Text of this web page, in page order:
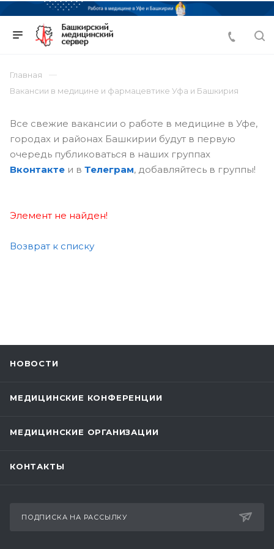
Главная
Вакансии в медицине и фармацевтике Уфа и Башкирия
Все свежие вакансии о работе в медицине в Уфе,
городах и районах Башкирии будут в первую
очередь публиковаться в наших группах
Вконтакте и в Телеграм, добавляйтесь в группы!
Элемент не найден!
Возврат к списку
НОВОСТИ
МЕДИЦИНСКИЕ КОНФЕРЕНЦИИ
МЕДИЦИНСКИЕ ОРГАНИЗАЦИИ
КОНТАКТЫ
ПОДПИСКА НА РАССЫЛКУ